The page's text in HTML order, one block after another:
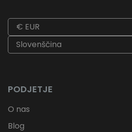
€ EUR
Slovenščina
PODJETJE
O nas
Blog